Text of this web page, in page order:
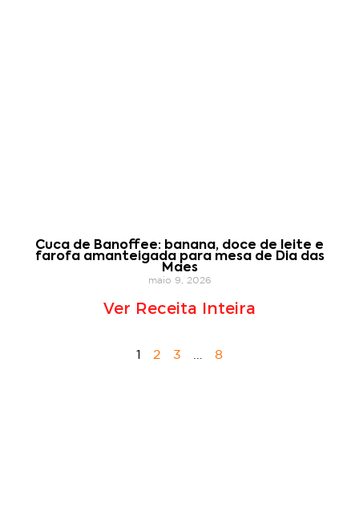
Cuca de Banoffee: banana, doce de leite e
farofa amanteigada para mesa de Dia das
Maes
maio 9, 2026
Ver Receita Inteira
1 2 3 8